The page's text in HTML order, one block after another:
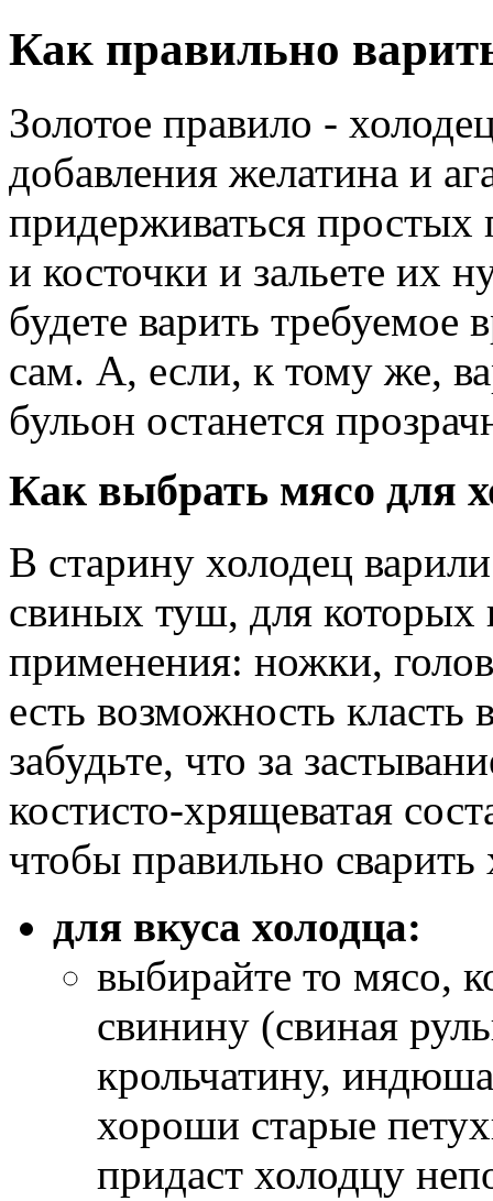
Как правильно
Золотое правило -
добавления желатина и
придерживаться
и косточки и зальете их
будете варить требуемое
сам. А, если, к тому же,
бульон останется
Как выбрать мясо для
В старину холодец
свиных туш, для которых
применения: ножки,
есть возможность
забудьте, что за
костисто-хрящеватая
чтобы правильно
для вкуса холодца:
выбирайте то мясо,
свинину (свиная
крольчатину,
хороши старые
придаст холодцу